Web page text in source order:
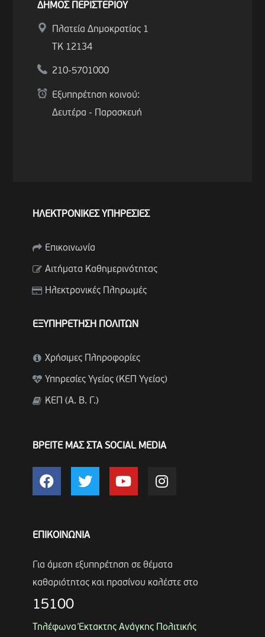
ΔΗΜΟΣ ΠΕΡΙΣΤΕΡΙΟΥ
Πλατεία Δημοκρατίας 1
ΤΚ 12134
210-5701000
Εξυπηρέτηση κοινού:
Δευτέρα - Παρασκευή
ΗΛΕΚΤΡΟΝΙΚΕΣ ΥΠΗΡΕΣΙΕΣ
Επικοινωνία
Αιτήματα Καθημερινότητας
Ηλεκτρονικές Πληρωμές
ΕΞΥΠΗΡΕΤΗΣΗ ΠΟΛΙΤΩΝ
Χρήσιμες Πληροφορίες
Υπηρεσίες Υγείας (ΚΕΠ Υγείας)
ΚΕΠ (Α. Β. Γ.)
ΒΡΕΙΤΕ ΜΑΣ ΣΤΑ SOCIAL MEDIA
ΕΠΙΚΟΙΝΩΝΙΑ
Για άμεση εξυπηρέτηση σε θέματα
καθαριότητας και πρασίνου καλέστε στο
15100
Τηλέφωνα Έκτακτης Ανάγκης Πολιτικής